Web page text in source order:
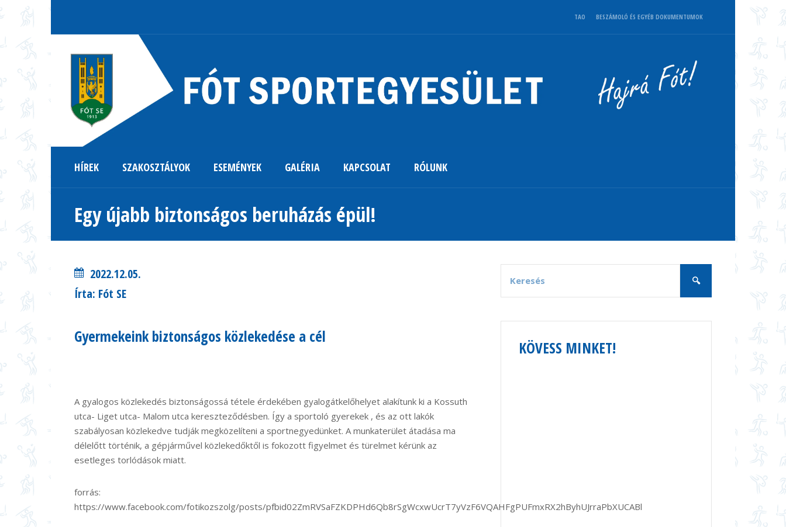
TAO BESZÁMOLÓ ÉS EGYÉB DOKUMENTUMOK
HÍREK SZAKOSZTÁLYOK ESEMÉNYEK GALÉRIA KAPCSOLAT RÓLUNK
Egy újabb biztonságos beruházás épül!
2022.12.05.
Írta: Fót SE
Gyermekeink biztonságos közlekedése a cél
A gyalogos közlekedés biztonságossá tétele érdekében gyalogátkelőhelyet alakítunk ki a Kossuth
utca- Liget utca- Malom utca kereszteződésben. Így a sportoló gyerekek , és az ott lakók
szabályosan közlekedve tudják megközelíteni a sportnegyedünket. A munkaterület átadása ma
délelőtt történik, a gépjárművel közlekedőktől is fokozott figyelmet és türelmet kérünk az
esetleges torlódások miatt.
forrás:
https://www.facebook.com/fotikozszolg/posts/pfbid02ZmRVSaFZKDPHd6Qb8rSgWcxwUcrT7yVzF6VQAHFgPUFmxRX2hByhUJrraPbXUCABl
KÖVESS MINKET!